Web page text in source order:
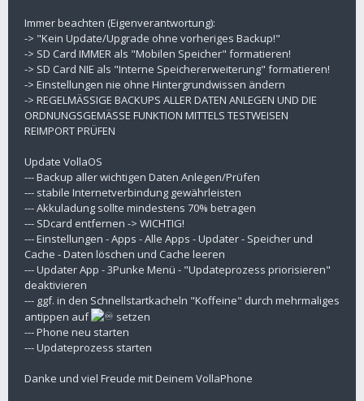
Immer beachten (Eigenverantwortung):
-> "Kein Update/Upgrade ohne vorheriges Backup!"
-> SD Card IMMER als "Mobilen Speicher" formatieren!
-> SD Card NIE als "Interne Speichererweiterung" formatieren!
-> Einstellungen nie ohne Hintergrundwissen ändern
-> REGELMÄSSIGE BACKUPS ALLER DATEN ANLEGEN UND DIE
ORDNUNGSGEMÄSSE FUNKTION MITTELS TESTWEISEN
REIMPORT PRÜFEN
Update VollaOS
--- Backup aller wichtigen Daten Anlegen/Prüfen
--- stabile Internetverbindung gewährleisten
--- Akkuladung sollte mindestens 70% betragen
--- SDcard entfernen -> WICHTIG!
--- Einstellungen - Apps - Alle Apps - Updater - Speicher und
Cache - Daten löschen und Cache leeren
--- Updater App - 3Punke Menü - "Updateprozess priorisieren"
deaktivieren
--- ggf. in den Schnellstartkacheln "Koffeine" durch mehrmaliges
antippen auf
setzen
--- Phone neu starten
--- Updateprozess starten
Danke und viel Freude mit Deinem VollaPhone